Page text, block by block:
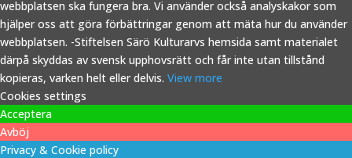
webbplatsen ska fungera bra. Vi använder också analyskakor som
hjälper oss att göra förbättringar genom att mäta hur du använder
webbplatsen. -Stiftelsen Särö Kulturarvs hemsida samt materialet
därpå skyddas av svensk upphovsrätt och får inte utan tillstånd
kopieras, varken helt eller delvis. View more
Cookies settings
Acceptera
Avböj
Privacy & Cookie policy